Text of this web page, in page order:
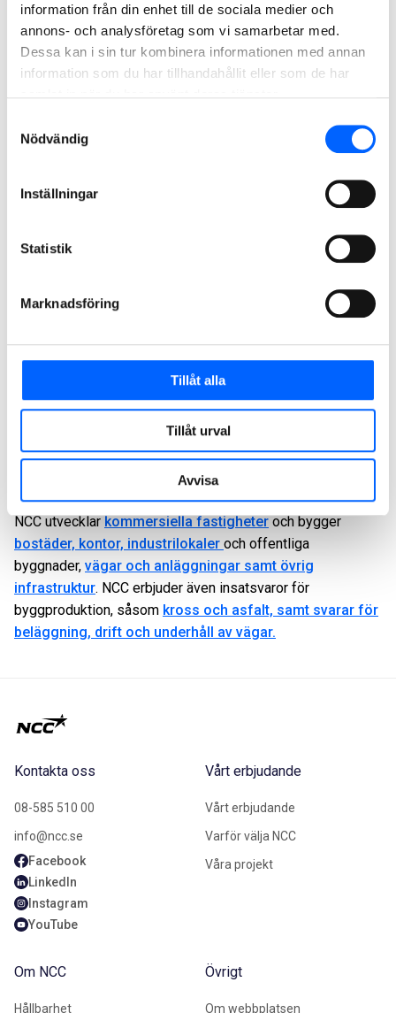
information från din enhet till de sociala medier och
annons- och analysföretag som vi samarbetar med.
Dessa kan i sin tur kombinera informationen med annan
information som du har tillhandahållit eller som de har
Nödvändig
Inställningar
Statistik
Marknadsföring
Tillåt alla
Tillåt urval
Avvisa
morgondag med lösningar av högsta klass. Vi vill
driva utvecklingen framåt, lyssna, dela idéer och
Läs årsredovisningen
NCC:s huvudsakliga verksamhet bedrivs i Sverige, Norge,
NCC har sex affärsområden:
NCC Building Sweden
NCC Industry
NCC Property Development
NCC Green Industry Transformation
NCC utvecklarkommersiella fastigheteroch bygger
bostäder, kontor, industrilokaler och offentliga
byggnader, vägar och anläggningar samt övrig
infrastruktur. NCC erbjuder även insatsvaror för
byggproduktion, såsom kross och asfalt, samt svarar för
beläggning, drift och underhåll av vägar.
Kontakta oss
08-585 510 00
info@ncc.se
Facebook
LinkedIn
Instagram
YouTube
Vårt erbjudande
Vårt erbjudande
Varför välja NCC
Våra projekt
Om NCC
Hållbarhet
Övrigt
Om webbplatsen